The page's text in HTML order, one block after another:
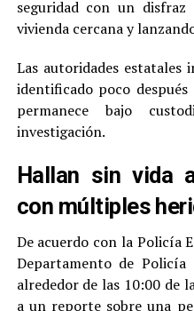
seguridad con un disfraz
vivienda cercana y
Las autoridades
identificado poco
permanece bajo
investigación.
Hallan sin vida
con múltiples
De acuerdo con la Policía
Departamento de Policía
alrededor de las 10:00 de
a un reporte sobre una